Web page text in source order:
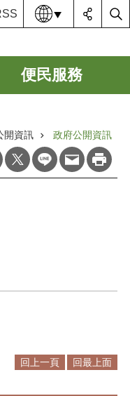
語系
便民服務
開資訊 政府公開資訊
回上一頁 回最上面